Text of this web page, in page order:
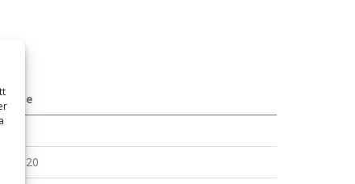
Fäste
S1/B20